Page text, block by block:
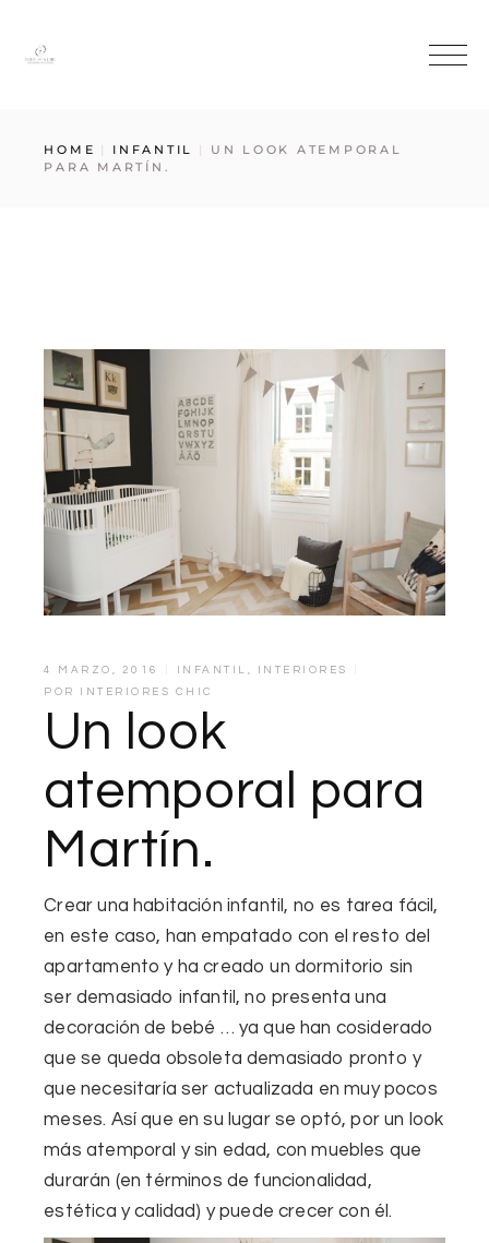
HOME INFANTIL
UN LOOK ATEMPORAL
PARA MARTÍN.
4 MARZO, 2016 INFANTIL ,
INTERIORES
POR
INTERIORES CHIC
Un look
atemporal para
Martín.
Crear una habitación infantil, no es tarea fácil,
en este caso, han empatado con el resto del
apartamento y ha creadoun dormitorio sin
ser demasiado infantil, no presenta una
decoración de bebé … ya que han cosiderado
que se queda obsoleta demasiado pronto y
que necesitaría ser actualizada en muy pocos
meses. Así que en su lugar se optó, por un look
más atemporal y sin edad, con muebles que
durarán (en términos de funcionalidad,
estética y calidad) y puede crecer con él.